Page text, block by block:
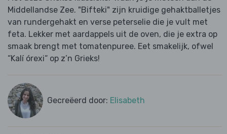
Middellandse Zee. "Bifteki" zijn kruidige gehaktballetjes
van rundergehakt en verse peterselie die je vult met
feta. Lekker met aardappels uit de oven, die je extra op
smaak brengt met tomatenpuree. Eet smakelijk, ofwel
“Kalí órexi“ op z’n Grieks!
Gecreëerd door: Elisabeth